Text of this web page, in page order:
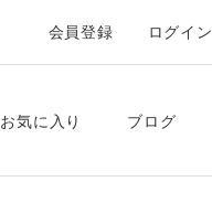
会員登録 ログイン
お気に入り ブログ